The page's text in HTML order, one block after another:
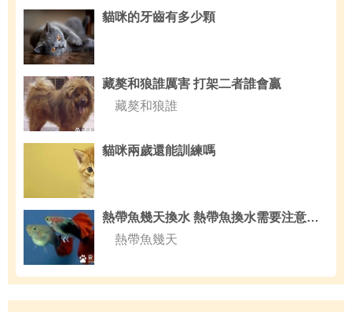
貓咪的牙齒有多少顆
藏獒和狼誰厲害 打架二者誰會贏
藏獒和狼誰
貓咪兩歲還能訓練嗎
熱帶魚幾天換水 熱帶魚換水需要注意的事項
熱帶魚幾天